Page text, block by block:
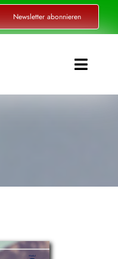
Newsletter abonnieren
Toggle